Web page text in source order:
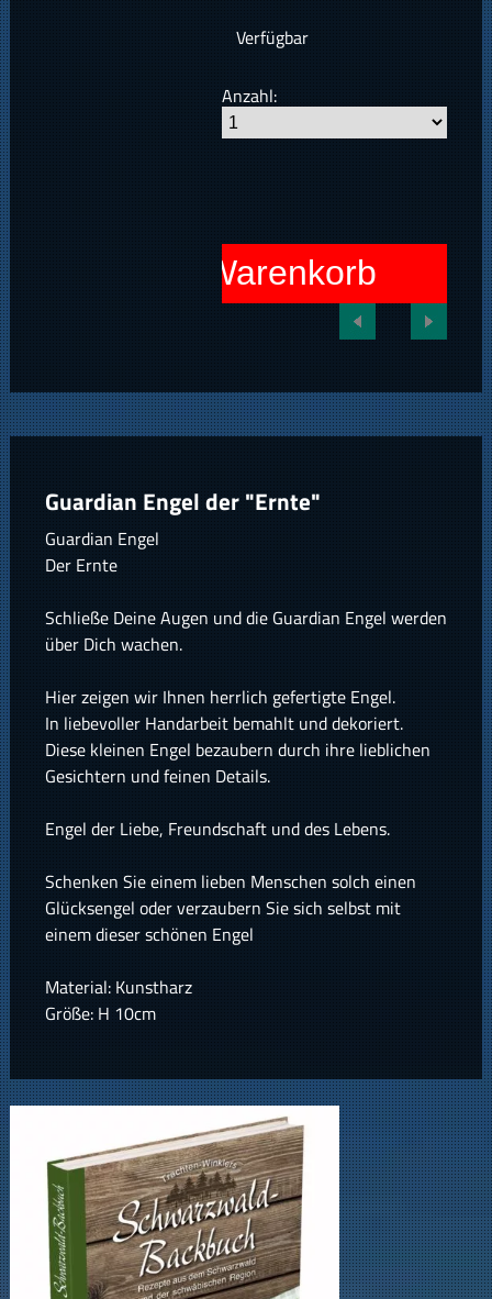
Verfügbar
Anzahl:
In den Warenkorb
Guardian Engel der "Ernte"
Guardian Engel
Der Ernte
Schließe Deine Augen und die Guardian Engel werden
über Dich wachen.
Hier zeigen wir Ihnen herrlich gefertigte Engel.
In liebevoller Handarbeit bemahlt und dekoriert.
Diese kleinen Engel bezaubern durch ihre lieblichen
Gesichtern und feinen Details.
Engel der Liebe, Freundschaft und des Lebens.
Schenken Sie einem lieben Menschen solch einen
Glücksengel oder verzaubern Sie sich selbst mit
einem dieser schönen Engel
Material: Kunstharz
Größe: H 10cm